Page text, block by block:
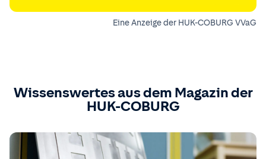
Eine Anzeige der HUK-COBURG VVaG
Wissenswertes aus dem Magazin der
HUK-COBURG